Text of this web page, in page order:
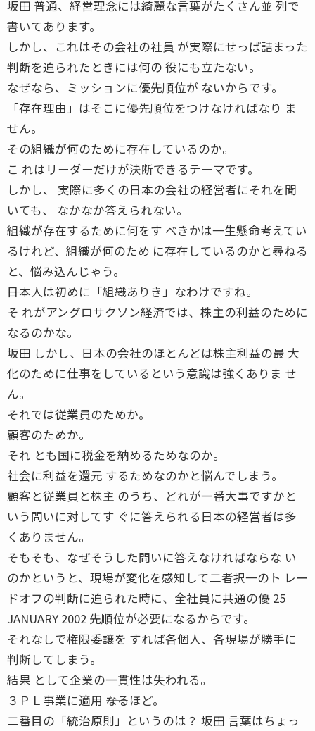
坂田 普通、経営理念には綺麗な言葉がたくさん並 列で
書いてあります。
しかし、これはその会社の社員 が実際にせっぱ詰まった
判断を迫られたときには何の 役にも立たない。
なぜなら、ミッションに優先順位が ないからです。
「存在理由」はそこに優先順位をつけなければなり ま
せん。
その組織が何のために存在しているのか。
こ れはリーダーだけが決断できるテーマです。
しかし、 実際に多くの日本の会社の経営者にそれを聞
いても、 なかなか答えられない。
組織が存在するために何をす べきかは一生懸命考えてい
るけれど、組織が何のため に存在しているのかと尋ねる
と、悩み込んじゃう。
――日本人は初めに「組織ありき」なわけですね。
そ れがアングロサクソン経済では、株主の利益のために
なるのかな。
坂田 しかし、日本の会社のほとんどは株主利益の最 大
化のために仕事をしているという意識は強くありま せ
ん。
それでは従業員のためか。
顧客のためか。
それ とも国に税金を納めるためなのか。
社会に利益を還元 するためなのかと悩んでしまう。
顧客と従業員と株主 のうち、どれが一番大事ですかと
いう問いに対してす ぐに答えられる日本の経営者は多
くありません。
そもそも、なぜそうした問いに答えなければならな い
のかというと、現場が変化を感知して二者択一のト レー
ドオフの判断に迫られた時に、全社員に共通の優 25
JANUARY 2002 先順位が必要になるからです。
それなしで権限委譲を すれば各個人、各現場が勝手に
判断してしまう。
結果 として企業の一貫性は失われる。
３ＰＬ事業に適用 ――なるほど。
二番目の「統治原則」というのは？ 坂田 言葉はちょっ